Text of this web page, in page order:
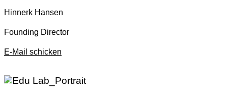
Hinnerk Hansen
Founding Director
E-Mail schicken